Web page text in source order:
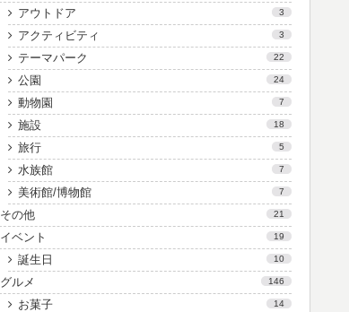
アウトドア 3
アクティビティ 3
テーマパーク 22
公園 24
動物園 7
施設 18
旅行 5
水族館 7
美術館/博物館 7
その他 21
イベント 19
誕生日 10
グルメ 146
お菓子 14